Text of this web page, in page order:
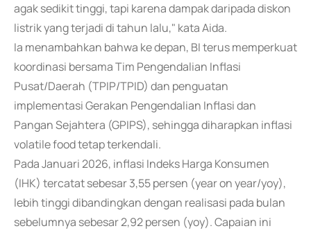
agak sedikit tinggi, tapi karena dampak daripada diskon
listrik yang terjadi di tahun lalu," kata Aida.
Ia menambahkan bahwa ke depan, BI terus memperkuat
koordinasi bersama Tim Pengendalian Inflasi
Pusat/Daerah (TPIP/TPID) dan penguatan
implementasi Gerakan Pengendalian Inflasi dan
Pangan Sejahtera (GPIPS), sehingga diharapkan inflasi
volatile food tetap terkendali.
Pada Januari 2026, inflasi Indeks Harga Konsumen
(IHK) tercatat sebesar 3,55 persen (year on year/yoy),
lebih tinggi dibandingkan dengan realisasi pada bulan
sebelumnya sebesar 2,92 persen (yoy). Capaian ini